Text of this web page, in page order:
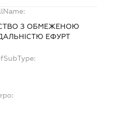
З ОБМЕЖЕНОЮ
ЕФУРТ